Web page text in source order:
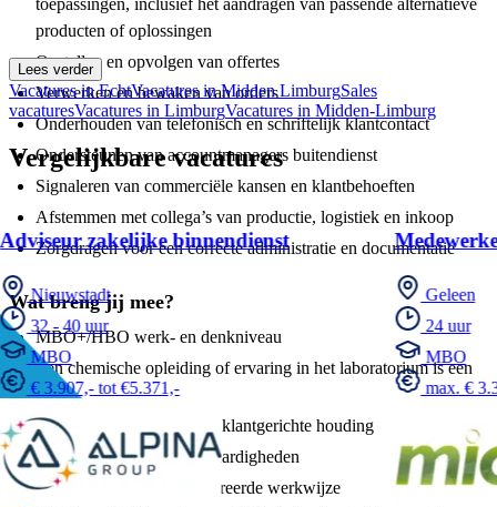
producten of oplossingen
Opstellen en opvolgen van offertes
Verwerken en bewaken van orders
Onderhouden van telefonisch en schriftelijk klantcontact
Ondersteunen van accountmanagers buitendienst
Signaleren van commerciële kansen en klantbehoeften
Afstemmen met collega’s van productie, logistiek en inkoop
Zorgdragen voor een correcte administratie en documentatie
Wat breng jij mee?
MBO+/HBO werk- en denkniveau
Een chemische opleiding of ervaring in het laboratorium is een
pré
Commerciële instelling en klantgerichte houding
Goede communicatieve vaardigheden
Nauwkeurige en gestructureerde werkwijze
Lees verder
Vacatures in EchtVacatures in Midden LimburgSales
vacaturesVacatures in LimburgVacatures in Midden-Limburg
Vergelijkbare vacatures
Adviseur zakelijke binnendienst
Nieuwstadt
32 - 40 uur
MBO
€ 3.907,- tot €5.371,-
Geleen
24 uur
MBO
max. €